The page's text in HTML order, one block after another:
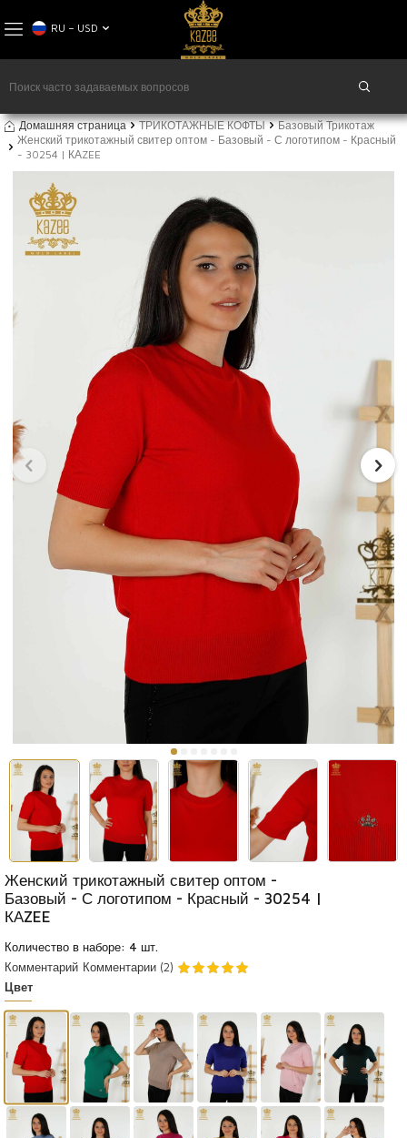
RU − USD
Домашняя страница ТРИКОТАЖНЫЕ КОФТЫ
Базовый Трикотаж
Женский трикотажный свитер оптом - Базовый - С логотипом - Красный
- 30254 | КАZEE
Женский трикотажный свитер оптом -
Базовый - С логотипом - Красный - 30254 |
КАZEE
Количество в наборе: 4 шт.
Комментарий Комментарии (2)
Цвет